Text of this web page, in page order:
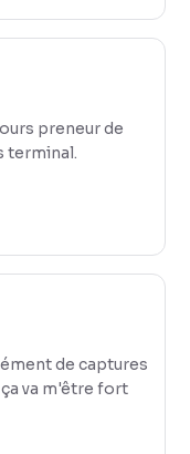
preneur de
terminal.
de captures
va m'être fort